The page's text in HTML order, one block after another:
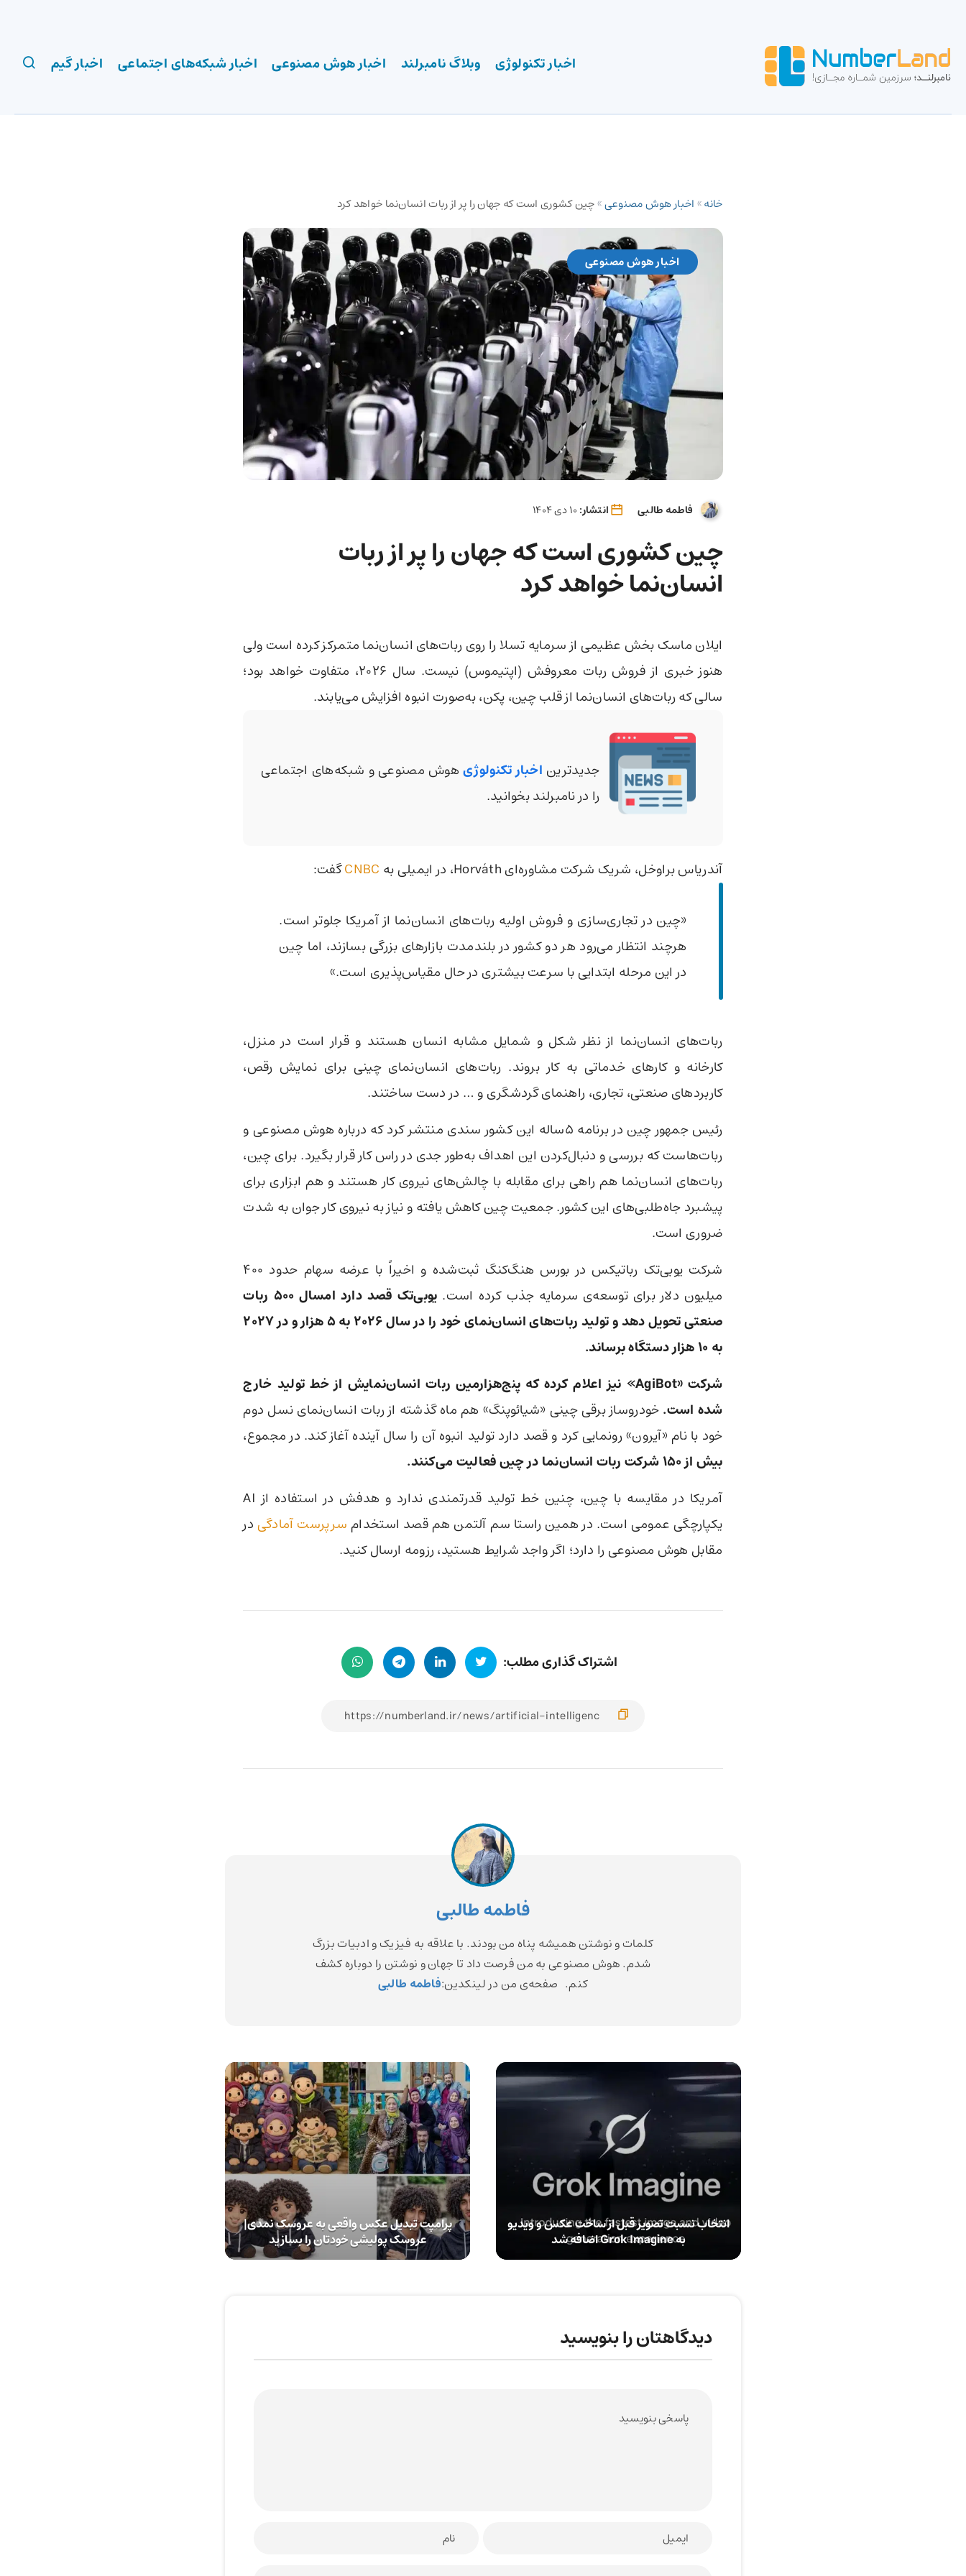
اخبار تکنولوژی وبلاگ نامبرلند اخبار هوش مصنوعی اخبار شبکه‌های اجتماعی اخبار گیم
خانه»اخبار هوش مصنوعی»چین کشوری است که جهان را پر از ربات‌ انسان‌نما خواهد کرد
اخبار هوش مصنوعی
فاطمه طالبی انتشار:
چین کشوری است که جهان را پر از ربات‌
انسان‌نما خواهد کرد
ایلان ماسک بخش عظیمی از سرمایه تسلا را روی ربات‌های انسان‌نما متمرکز کرده است ولی
هنوز خبری از فروش ربات معروفش (اپتیموس) نیست. سال 2026، متفاوت خواهد بود؛
سالی که ربات‌های انسان‌نما از قلب چین، پکن، به‌صورت انبوه افزایش می‌یابند.
جدیدترین اخبار تکنولوژیهوش مصنوعی و شبکه‌های اجتماعی
را در نامبرلند بخوانید.
آندریاس براوخل، شریک شرکت مشاوره‌ای Horváth، در ایمیلی به CNBCگفت:
«چین در تجاری‌سازی و فروش اولیه ربات‌های انسان‌نما از آمریکا جلوتر است.
هرچند انتظار می‌رود هر دو کشور در بلندمدت بازارهای بزرگی بسازند، اما چین
در این مرحله ابتدایی با سرعت بیشتری در حال مقیاس‌پذیری است.»
ربات‌های انسان‌نما از نظر شکل و شمایل مشابه انسان هستند و قرار است در منزل،
کارخانه و کارهای خدماتی به کار بروند. ربات‌های انسان‌نمای چینی برای نمایش رقص،
کاربردهای صنعتی، تجاری، راهنمای گردشگری و … در دست ساختند.
رئیس جمهور چین در برنامه 5ساله این کشور سندی منتشر کرد که درباره هوش مصنوعی و
ربات‌هاست که بررسی و دنبال‌کردن این اهداف به‌طور جدی در راس کار قرار بگیرد. برای چین،
ربات‌های انسان‌نما هم راهی برای مقابله با چالش‌های نیروی کار هستند و هم ابزاری برای
پیشبرد جاه‌طلبی‌های این کشور. جمعیت چین کاهش یافته و نیاز به نیروی کار جوان به شدت
ضروری است.
شرکت یوبی‌تک رباتیکس در بورس هنگ‌کنگ ثبت‌شده و اخیراً با عرضه سهام حدود ۴۰۰
میلیون دلار برای توسعه‌ی سرمایه جذب کرده است.
یوبی‌تک قصد دارد امسال ۵۰۰ ربات
صنعتی تحویل دهد و تولید ربات‌های انسان‌نمای خود را در سال ۲۰۲۶ به ۵ هزار و در ۲۰۲۷
به ۱۰ هزار دستگاه برساند.
شرکت «AgiBot» نیز اعلام کرده که پنج‌هزارمین ربات انسان‌نمایش از خط تولید خارج
شده است.خودروساز برقی چینی «شیائوپنگ» هم ماه گذشته از ربات انسان‌نمای نسل دوم
خود با نام «آیرون» رونمایی کرد و قصد دارد تولید انبوه آن را سال آینده آغاز کند. در مجموع،
بیش از ۱۵۰ شرکت ربات انسان‌نما در چین فعالیت می‌کنند.
آمریکا در مقایسه با چین، چنین خط تولید قدرتمندی ندارد و هدفش در استفاده از AI
یکپارچگی عمومی است. در همین راستا سم آلتمن هم قصد استخدام سرپرست آمادگی در
مقابل هوش مصنوعی را دارد؛ اگر واجد شرایط هستید، رزومه ارسال کنید.
اشتراک گذاری مطلب:
فاطمه طالبی
کلمات و نوشتن همیشه پناه من بودند. با علاقه به فیزیک و ادبیات بزرگ
شدم. هوش مصنوعی به من فرصت داد تا جهان و نوشتن را دوباره کشف
کنم. صفحه‌ی من در لینکدین:فاطمه طالبی
پرامپت تبدیل عکس واقعی به عروسک نمدی|
عروسک پولیشی خودتان را بسازید
انتخاب نسبت تصویر قبل از ساخت عکس و ویدیو
به Grok Imagine اضافه شد
دیدگاهتان را بنویسید